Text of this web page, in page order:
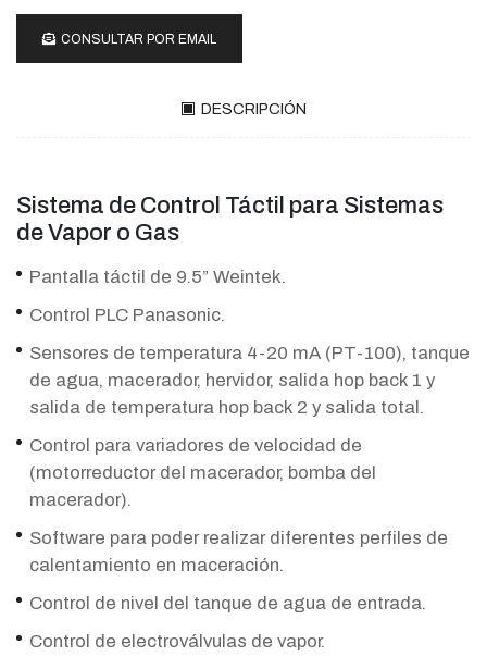
CONSULTAR POR EMAIL
DESCRIPCIÓN
Sistema de Control Táctil para Sistemas
de Vapor o Gas
Pantalla táctil de 9.5” Weintek.
Control PLC Panasonic.
Sensores de temperatura 4-20 mA (PT-100), tanque
de agua, macerador, hervidor, salida hop back 1 y
salida de temperatura hop back 2 y salida total.
Control para variadores de velocidad de
(motorreductor del macerador, bomba del
macerador).
Software para poder realizar diferentes perfiles de
calentamiento en maceración.
Control de nivel del tanque de agua de entrada.
Control de electroválvulas de vapor.